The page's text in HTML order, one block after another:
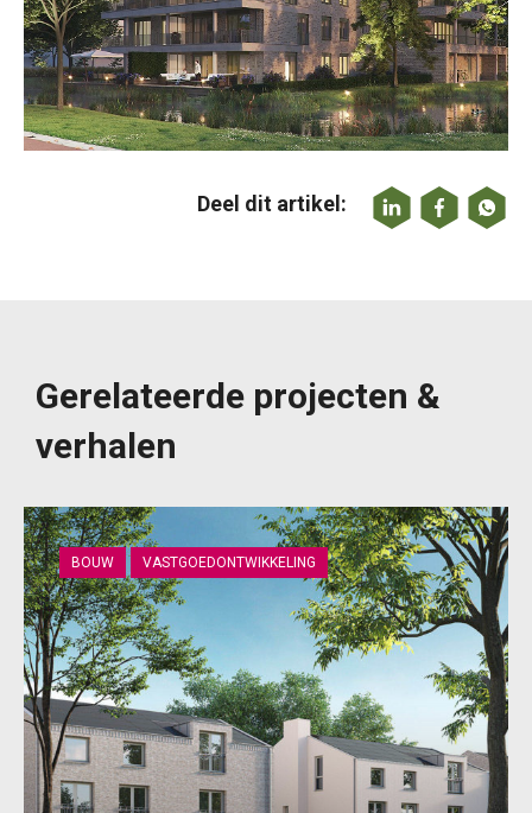
Deel dit artikel:
Gerelateerde projecten &
verhalen
BOUW VASTGOEDONTWIKKELING